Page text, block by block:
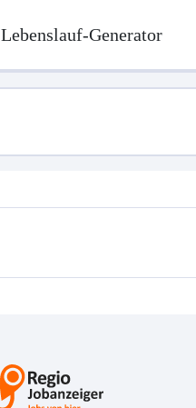
Lebenslauf-Generator